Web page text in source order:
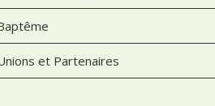
et Partenaires